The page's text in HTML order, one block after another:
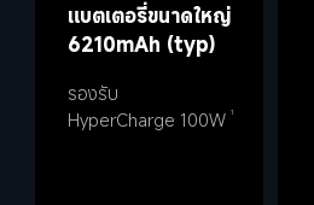
แบตเตอรี่ขนาดใหญ่
6210mAh (typ)
รองรับ
HyperCharge 100W 1